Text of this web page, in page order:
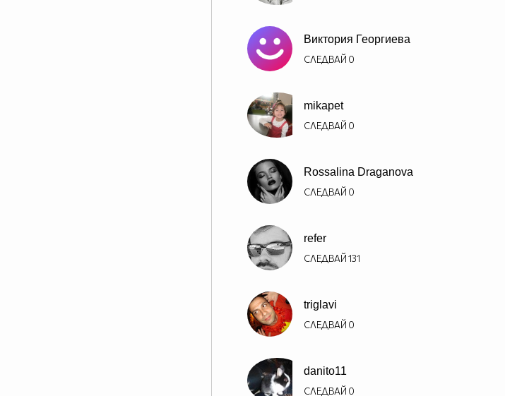
Виктория Георгиева
СЛЕДВАЙ 0
mikapet
СЛЕДВАЙ 0
Rossalina Draganova
СЛЕДВАЙ 0
refer
СЛЕДВАЙ131
triglavi
СЛЕДВАЙ 0
danito11
СЛЕДВАЙ 0